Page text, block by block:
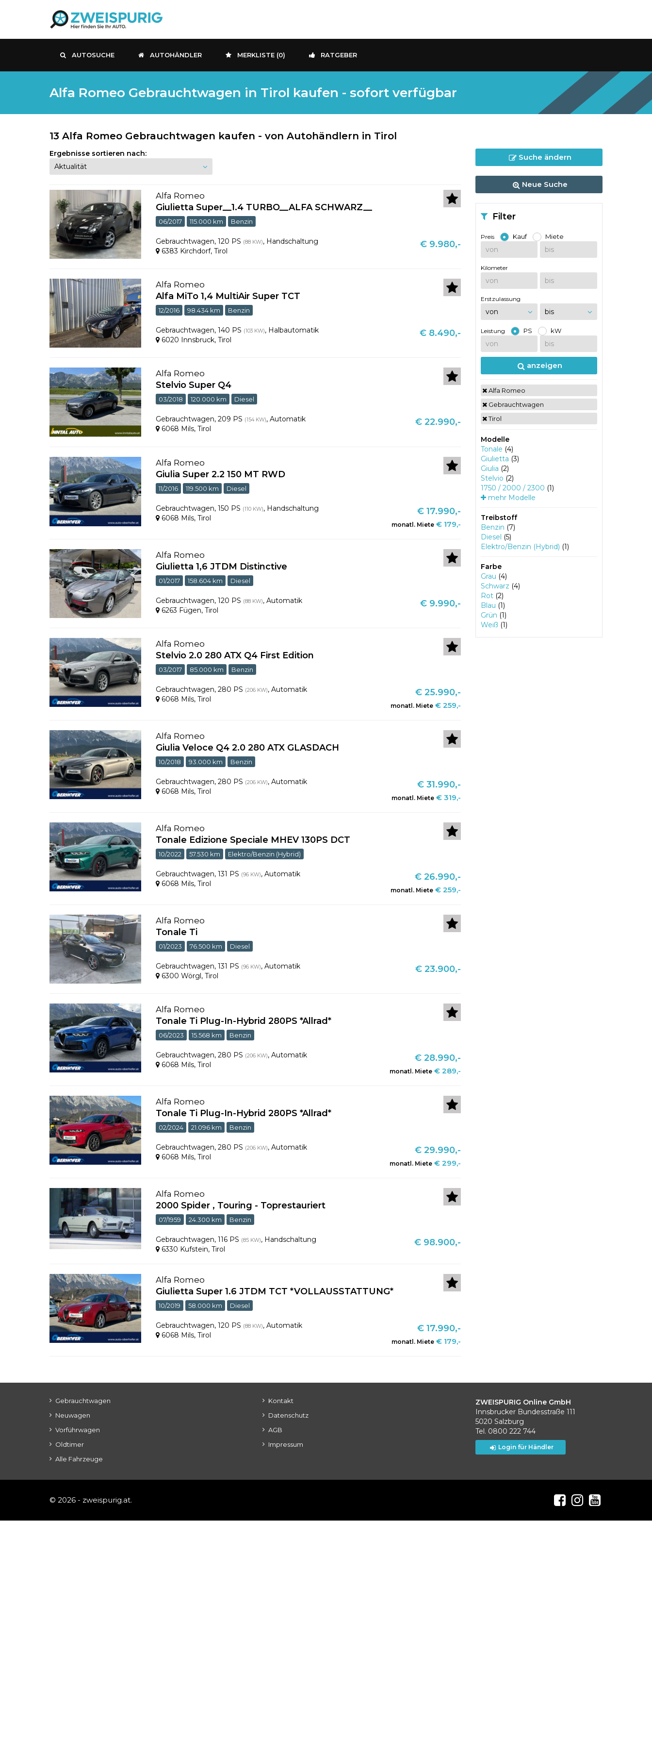
AUTOSUCHE AUTOHÄNDLER MERKLISTE (0) RATGEBER
Alfa Romeo Gebrauchtwagen in Tirol kaufen - sofort verfügbar
13 Alfa Romeo Gebrauchtwagen kaufen - von Autohändlern in Tirol
Suche ändern
Neue Suche
Filter
Preis Kauf Miete
Kilometer
Erstzulassung
Leistung PS kW
anzeigen
Alfa Romeo
Gebrauchtwagen
Tirol
Modelle
Tonale (4)
Giulietta (3)
Giulia (2)
Stelvio (2)
1750 / 2000 / 2300 (1)
mehr Modelle
Treibstoff
Benzin (7)
Diesel (5)
Elektro/Benzin (Hybrid) (1)
Farbe
Grau (4)
Schwarz (4)
Rot(2)
Blau (1)
Grün (1)
Weiß (1)
Ergebnisse sortieren nach:
Alfa Romeo
Giulietta Super__1.4 TURBO__ALFA SCHWARZ__
06/2017 115.000 km Benzin
Gebrauchtwagen,120 PS (88 KW), Handschaltung
6383 Kirchdorf,Tirol
€ 9.980,-
Alfa Romeo
Alfa MiTo 1,4 MultiAir Super TCT
12/2016 98.434 km Benzin
Gebrauchtwagen,140 PS (103 KW), Halbautomatik
6020 Innsbruck,Tirol
€ 8.490,-
Alfa Romeo
Stelvio Super Q4
03/2018 120.000 km Diesel
Gebrauchtwagen,209 PS (154 KW),Automatik
6068 Mils,Tirol
€ 22.990,-
Alfa Romeo
Giulia Super 2.2 150 MT RWD
11/2016 119.500 km Diesel
Gebrauchtwagen,150 PS (110 KW), Handschaltung
6068 Mils,Tirol
€ 17.990,-
monatl. Miete€ 179,-
Alfa Romeo
Giulietta 1,6 JTDM Distinctive
01/2017 158.604 km Diesel
Gebrauchtwagen,120 PS (88 KW),Automatik
6263 Fügen,Tirol
€ 9.990,-
Alfa Romeo
Stelvio 2.0 280 ATX Q4 First Edition
03/2017 85.000 km Benzin
Gebrauchtwagen,280 PS (206 KW),Automatik
6068 Mils,Tirol
€ 25.990,-
monatl. Miete€ 259,-
Alfa Romeo
Giulia Veloce Q4 2.0 280 ATX GLASDACH
10/2018 93.000 km Benzin
Gebrauchtwagen,280 PS (206 KW),Automatik
6068 Mils,Tirol
€ 31.990,-
monatl. Miete€ 319,-
Alfa Romeo
Tonale Edizione Speciale MHEV 130PS DCT
10/2022 57.530 km Elektro/Benzin (Hybrid)
Gebrauchtwagen,131 PS (96 KW),Automatik
6068 Mils,Tirol
€ 26.990,-
monatl. Miete€ 259,-
Alfa Romeo
Tonale Ti
01/2023 76.500 km Diesel
Gebrauchtwagen,131 PS (96 KW),Automatik
6300 Wörgl,Tirol
€ 23.900,-
Alfa Romeo
Tonale Ti Plug-In-Hybrid 280PS *Allrad*
06/2023 15.568 km Benzin
Gebrauchtwagen,280 PS (206 KW),Automatik
6068 Mils,Tirol
€ 28.990,-
monatl. Miete€ 289,-
Alfa Romeo
Tonale Ti Plug-In-Hybrid 280PS *Allrad*
02/2024 21.096 km Benzin
Gebrauchtwagen,280 PS (206 KW),Automatik
6068 Mils,Tirol
€ 29.990,-
monatl. Miete€ 299,-
Alfa Romeo
2000 Spider , Touring - Toprestauriert
07/1959 24.300 km Benzin
Gebrauchtwagen,116 PS (85 KW), Handschaltung
6330 Kufstein,Tirol
€ 98.900,-
Alfa Romeo
Giulietta Super 1.6 JTDM TCT *VOLLAUSSTATTUNG*
10/2019 58.000 km Diesel
Gebrauchtwagen,120 PS (88 KW),Automatik
6068 Mils,Tirol
€ 17.990,-
monatl. Miete€ 179,-
Gebrauchtwagen
Neuwagen
Vorführwagen
Oldtimer
Alle Fahrzeuge
Kontakt
Datenschutz
AGB
Impressum
ZWEISPURIG Online GmbH
Innsbrucker Bundesstraße 111
5020 Salzburg
Tel. 0800 222 744
Login für Händler
© 2026 - zweispurig.at.